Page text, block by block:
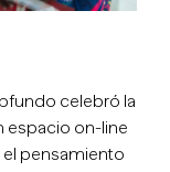
celebró la
espacio on-line
pensamiento